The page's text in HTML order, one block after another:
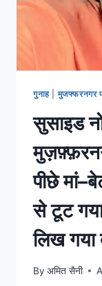
गुनाह| मुजफ्फरनगर
सुसाइड
पीछे
से टूट
लिख गया
By अमित सैनी